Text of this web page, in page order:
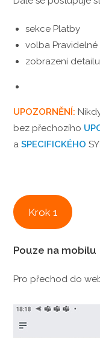
sekce Platby
volba
zobrazení
UPOZORNĚNÍ:
bez přechozího
aSPECIFICKÉHO
Krok 1
Pouze na mobilu
Pro přechod do